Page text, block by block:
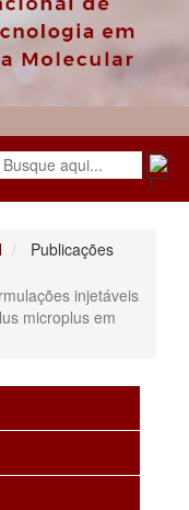
Publicações
injetáveis
microplus em